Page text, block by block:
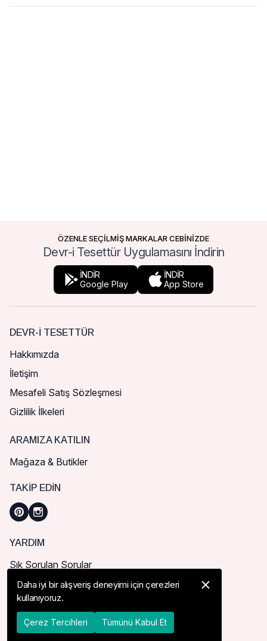
ÖZENLE SEÇİLMİŞ MARKALAR CEBİNİZDE
Devr-i Tesettür Uygulamasını İndirin
İNDİR
Google Play
İNDİR
App Store
DEVR-I TESETTÜR
Hakkımızda
İletişim
Mesafeli Satış Sözleşmesi
Gizlilik İlkeleri
ARAMIZA KATILIN
Mağaza & Butikler
TAKIP EDIN
YARDIM
Sık Sorulan Sorular
Nasıl Sipariş Verebilirim?
Kargo ve Teslimat
İade, İptal ve Değişim
Daha iyi bir alışveriş deneyimi için çerezleri
kullanıyoruz.
Çerez Tercihleri Tümünü Kabul Et